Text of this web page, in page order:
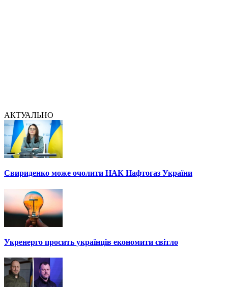
АКТУАЛЬНО
Свириденко може очолити НАК Нафтогаз України
Укренерго просить українців економити світло